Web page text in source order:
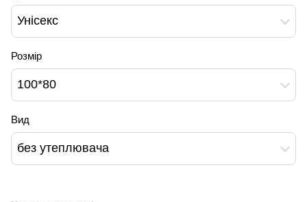
Унісекс
Розмір
100*80
Вид
без утеплювача